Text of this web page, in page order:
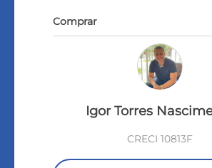
Comprar
Igor Torres
CRECI 10813F